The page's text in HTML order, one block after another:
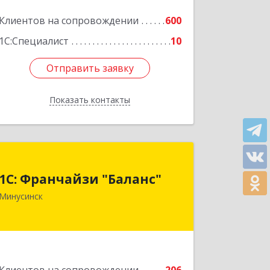
Клиентов на сопровождении
600
1С:Специалист
10
Отправить заявку
Показать контакты
Отправить заявку
Назад
1С: Франчайзи "Баланс"
Минусинск
Минусинск г, Абаканская ул, дом №